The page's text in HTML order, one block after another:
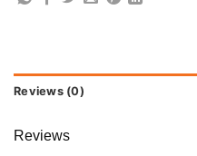
Reviews (0)
Reviews